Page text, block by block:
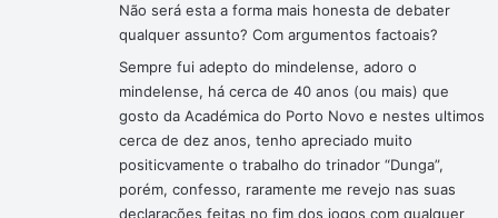
Não será esta a forma mais honesta de debater
qualquer assunto? Com argumentos factoais?
Sempre fui adepto do mindelense, adoro o
mindelense, há cerca de 40 anos (ou mais) que
gosto da Académica do Porto Novo e nestes ultimos
cerca de dez anos, tenho apreciado muito
positicvamente o trabalho do trinador “Dunga”,
porém, confesso, raramente me revejo nas suas
declarações feitas no fim dos jogos com qualquer